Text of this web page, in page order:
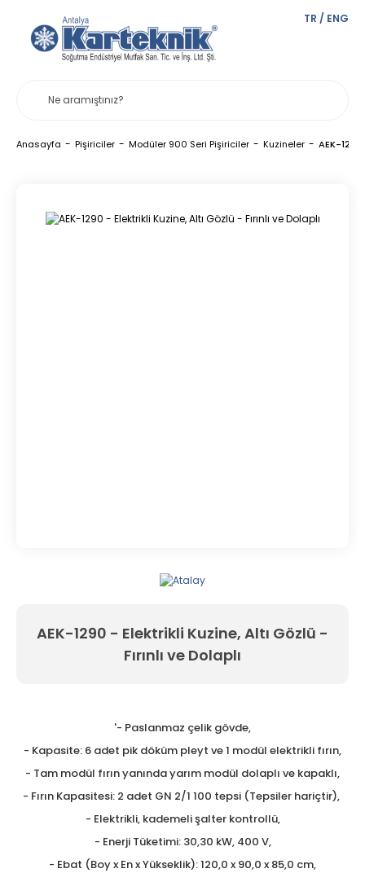
TR / ENG
Anasayfa Pişiriciler Modüler 900 Seri Pişiriciler Kuzineler AEK-1290
AEK-1290 - Elektrikli Kuzine, Altı Gözlü -
Fırınlı ve Dolaplı
'- Paslanmaz çelik gövde,
- Kapasite: 6 adet pik döküm pleyt ve 1 modül elektrikli fırın,
- Tam modül fırın yanında yarım modül dolaplı ve kapaklı,
- Fırın Kapasitesi: 2 adet GN 2/1 100 tepsi (Tepsiler hariçtir),
- Elektrikli, kademeli şalter kontrollü,
- Enerji Tüketimi: 30,30 kW, 400 V,
- Ebat (Boy x En x Yükseklik): 120,0 x 90,0 x 85,0 cm,